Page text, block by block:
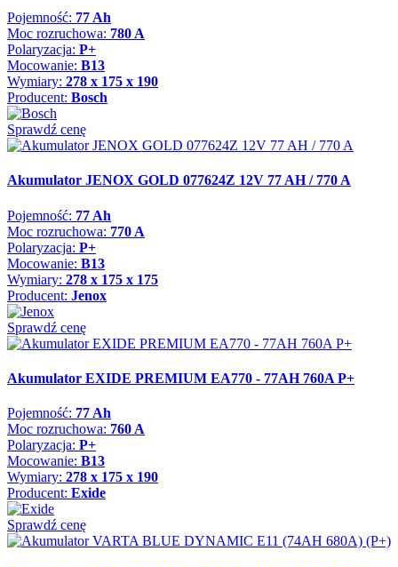
Pojemność: 77 Ah
Moc rozruchowa: 780 A
Polaryzacja: P+
Mocowanie: B13
Wymiary: 278 x 175 x 190
Producent: Bosch
Sprawdź cenę
Akumulator JENOX GOLD 077624Z 12V 77 AH / 770 A
Pojemność: 77 Ah
Moc rozruchowa: 770 A
Polaryzacja: P+
Mocowanie: B13
Wymiary: 278 x 175 x 175
Producent: Jenox
Sprawdź cenę
Akumulator EXIDE PREMIUM EA770 - 77AH 760A P+
Pojemność: 77 Ah
Moc rozruchowa: 760 A
Polaryzacja: P+
Mocowanie: B13
Wymiary: 278 x 175 x 190
Producent: Exide
Sprawdź cenę